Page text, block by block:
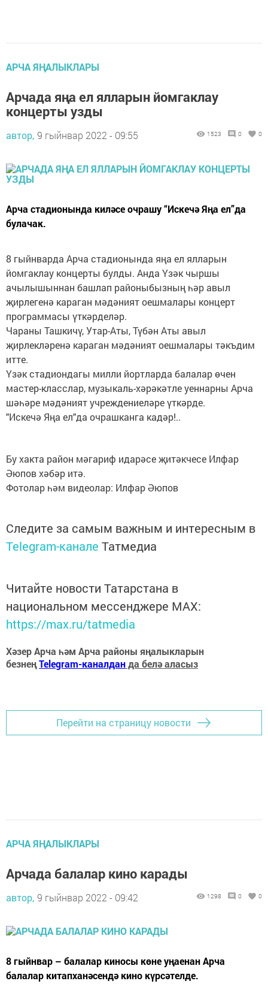
АРЧА ЯҢАЛЫКЛАРЫ
Арчада яңа ел ялларын йомгаклау
концерты узды
автор, 9 гыйнвар 2022 - 09:55 1523 0 0
Арча стадионында киләсе очрашу “Искечә Яңа ел”да
булачак.
8 гыйнварда Арча стадионында яңа ел ялларын
йомгаклау концерты булды. Анда Үзәк чыршы
ачылышыннан башлап районыбызның һәр авыл
җирлегенә караган мәдәният оешмалары концерт
программасы үткәрделәр.
Чараны Ташкичү, Утар-Аты, Түбән Аты авыл
җирлекләренә караган мәдәният оешмалары тәкъдим
итте.
Үзәк стадиондагы милли йортларда балалар өчен
мастер-класслар, музыкаль-хәрәкәтле уеннарны Арча
шәһәре мәдәният учреждениеләре үткәрде.
"Искечә Яңа ел"да очрашканга кадәр!..
Бу хакта район мәгариф идарәсе җитәкчесе Илфар
Әюпов хәбәр итә.
Фотолар һәм видеолар: Илфар Әюпов
Следите за самым важным и интересным в
Telegram-канале Татмедиа
Читайте новости Татарстана в
национальном мессенджере MАХ:
https://max.ru/tatmedia
Хәзер Арча һәм Арча районы яңалыкларын
безнеңTelegram-каналданда белә аласыз
Перейти на страницу новости
АРЧА ЯҢАЛЫКЛАРЫ
Арчада балалар кино карады
автор, 9 гыйнвар 2022 - 09:42 1298 0 0
8 гыйнвар – балалар киносы көне уңаенан Арча
балалар китапханәсендә кино күрсәтелде.